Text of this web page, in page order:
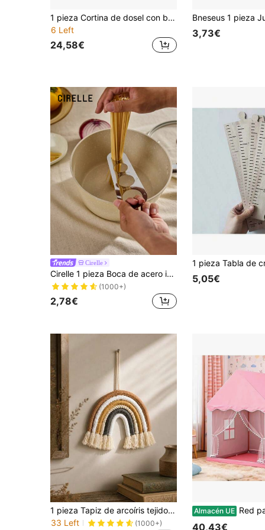
1 pieza Cortina de dosel con borlas y volantes, estilo princesa para dormitorio del hogar, cortina opaca a prueba de polvo y mosquitos
6 Left
24,58€
3,73€
Cirelle
Cirelle 1 pieza Boca de acero inoxidable para medir fideos, herramienta de medición de fideos de cocina de plata, herramienta de medición de fideos, ventaja cuantitativa
(1000+)
2,78€
5,05€
1 pieza Tapiz de arcoíris tejido a mano, decoración de pared de macramé estilo bohemio para sala de estar, dormitorio, tapiz de pared tejido multicolor, decoración del hogar estilo bohemio (iluminación no incluida), decoración del hogar, decoración de habitación, regalo de decoración de pared, regalo de cumpleaños o graduación
33 Left
(1000+)
Almacén UE Red
40,43€